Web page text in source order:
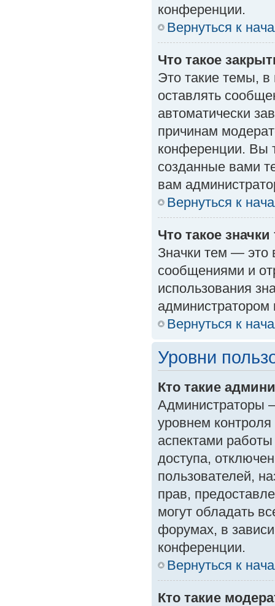
конференции.
Вернуться к
Что такое
Это такие темы, в
оставлять
автоматически
причинам
конференции. Вы
созданные вами
вам
Вернуться к
Что такое значки
Значки тем — это
сообщениями и
использования
Вернуться к
Уровни
Кто такие
Администраторы
уровнем
аспектами
доступа,
пользователей,
прав,
могут обладать
форумах, в
конференции.
Вернуться к
Кто такие